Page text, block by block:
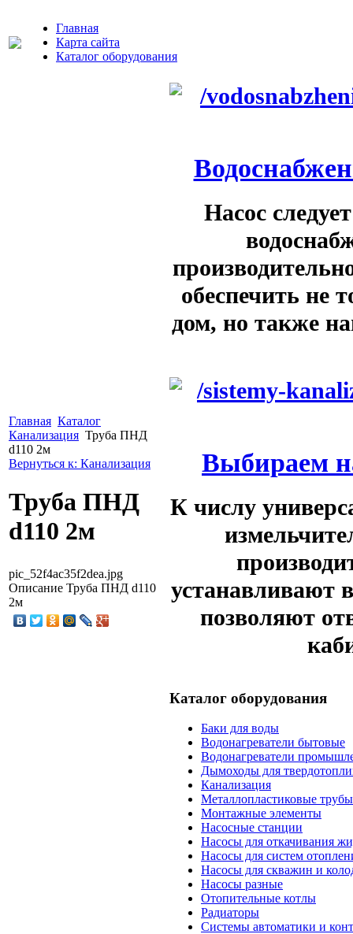
Главная
Карта сайта
Каталог оборудования
Главная Каталог
Канализация Труба ПНД
d110 2м
Вернуться к: Канализация
Труба ПНД
d110 2м
pic_52f4ac35f2dea.jpg
Описание Труба ПНД d110
2м
Насос
обеспечить не
дом, но также
Выбираем
К числу
устанавливают
позволяют
Каталог оборудования
Баки для воды
Водонагреватели бытовые
Водонагреватели
Дымоходы для
Канализация
Металлопластиковые трубы
Монтажные элементы
Насосные станции
Насосы для откачивания
Насосы для систем
Насосы для скважин и
Насосы разные
Отопительные котлы
Радиаторы
Системы автоматики и